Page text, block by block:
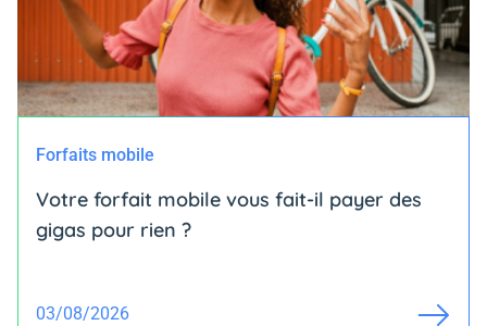
Forfaits mobile
Votre forfait mobile vous fait-il payer des
gigas pour rien ?
03/08/2026